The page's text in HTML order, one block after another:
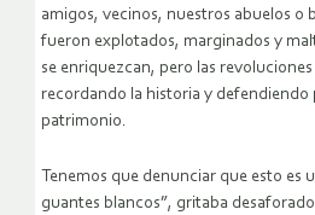
amigos, vecinos, nuestros abuelos o
fueron explotados, marginados y
se enriquezcan, pero las
recordando la historia y defendiendo
patrimonio.
Tenemos que denunciar que esto es
guantes blancos”, gritaba